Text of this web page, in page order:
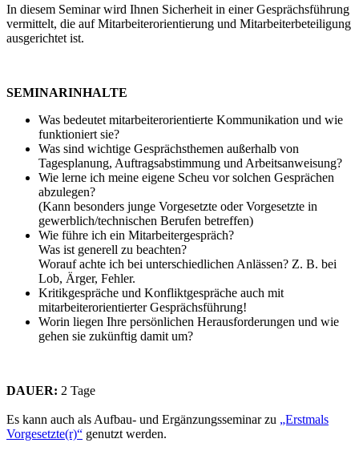
In diesem Seminar wird Ihnen Sicherheit in einer Gesprächsführung
vermittelt, die auf Mitarbeiterorientierung und Mitarbeiterbeteiligung
ausgerichtet ist.
SEMINARINHALTE
Was bedeutet mitarbeiterorientierte Kommunikation und wie
funktioniert sie?
Was sind wichtige Gesprächsthemen außerhalb von
Tagesplanung, Auftragsabstimmung und Arbeitsanweisung?
Wie lerne ich meine eigene Scheu vor solchen Gesprächen
abzulegen?
(Kann besonders junge Vorgesetzte oder Vorgesetzte in
gewerblich/technischen Berufen betreffen)
Wie führe ich ein Mitarbeitergespräch?
Was ist generell zu beachten?
Worauf achte ich bei unterschiedlichen Anlässen? Z. B. bei
Lob, Ärger, Fehler.
Kritikgespräche und Konfliktgespräche auch mit
mitarbeiterorientierter Gesprächsführung!
Worin liegen Ihre persönlichen Herausforderungen und wie
gehen sie zukünftig damit um?
DAUER: 2 Tage
Es kann auch als Aufbau- und Ergänzungsseminar zu „Erstmals
Vorgesetzte(r)“ genutzt werden.